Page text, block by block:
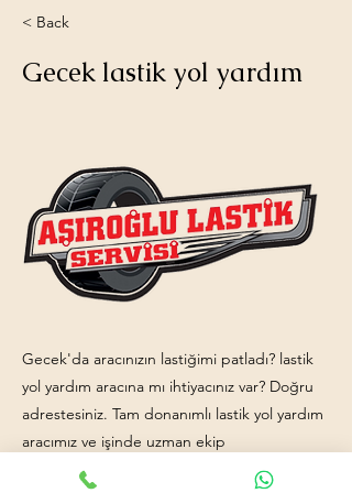
< Back
Gecek lastik yol yardım
Gecek'da aracınızın lastiğimi patladı? lastik
yol yardım aracına mı ihtiyacınız var? Doğru
adrestesiniz. Tam donanımlı lastik yol yardım
aracımız ve işinde uzman ekip
arkadaşlarımızla hizmetinizdeyiz. İletişim: